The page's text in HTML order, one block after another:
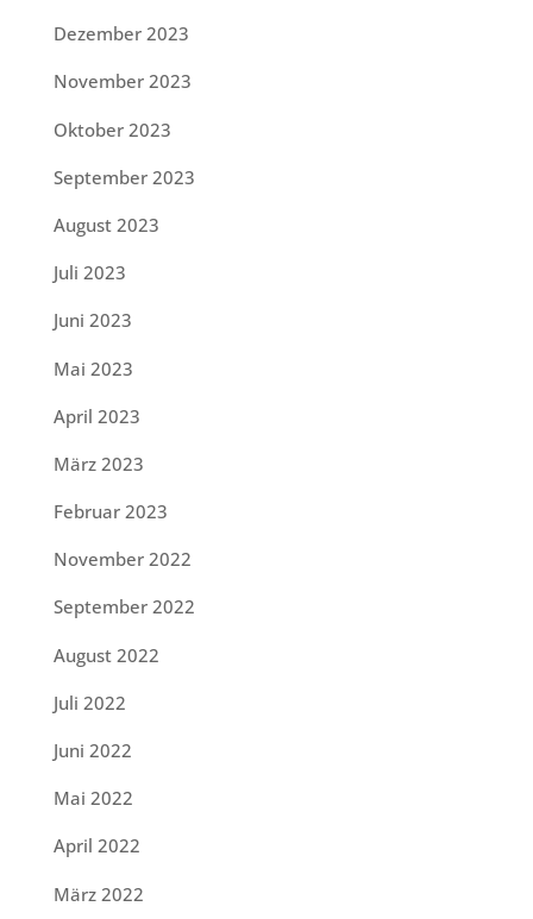
Dezember 2023
November 2023
Oktober 2023
September 2023
August 2023
Juli 2023
Juni 2023
Mai 2023
April 2023
März 2023
Februar 2023
November 2022
September 2022
August 2022
Juli 2022
Juni 2022
Mai 2022
April 2022
März 2022